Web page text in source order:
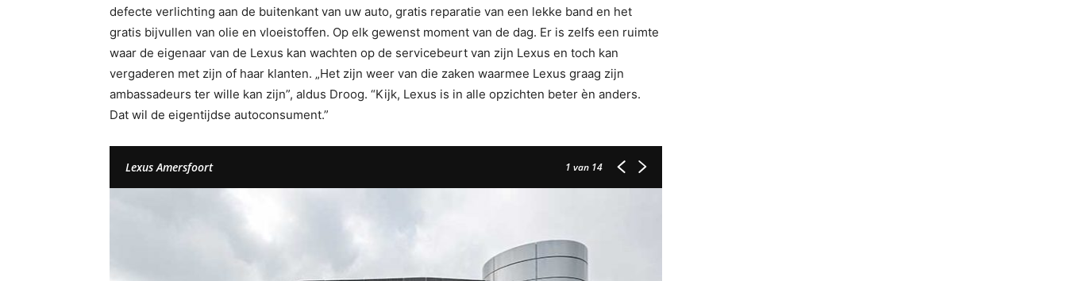
defecte verlichting aan de buitenkant van uw auto, gratis reparatie van een lekke band en het
gratis bijvullen van olie en vloeistoffen. Op elk gewenst moment van de dag. Er is zelfs een ruimte
waar de eigenaar van de Lexus kan wachten op de servicebeurt van zijn Lexus en toch kan
vergaderen met zijn of haar klanten. „Het zijn weer van die zaken waarmee Lexus graag zijn
ambassadeurs ter wille kan zijn”, aldus Droog. “Kijk, Lexus is in alle opzichten beter èn anders.
Dat wil de eigentijdse autoconsument.”
Lexus Amersfoort 1 van 14